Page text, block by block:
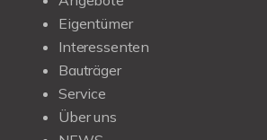
Eigentümer
Interessenten
Bauträger
Service
Über uns